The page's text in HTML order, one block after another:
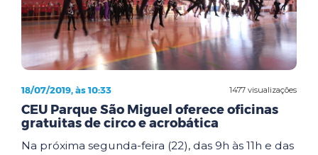
1477 visualizações
18/07/2019, às 10:33
CEU Parque São Miguel oferece oficinas
gratuitas de circo e acrobática
Na próxima segunda-feira (22), das 9h às 11h e das